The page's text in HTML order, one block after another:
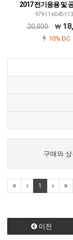
2017 전기응용 및
979-11-6045-
20,000
10% DC
구매와
1
이전